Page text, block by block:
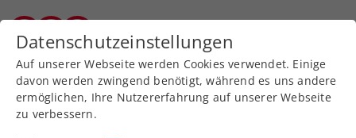
Zurück zur Newsübersicht
Turniere
Datenschutzeinstellungen
Auf unserer Webseite werden Cookies verwendet. Einige
davon werden zwingend benötigt, während es uns andere
ermöglichen, Ihre Nutzererfahrung auf unserer Webseite
zu verbessern.